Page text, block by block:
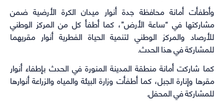
وأطفأت أمانة محافظة جدة أنوار ميدان الكرة الأرضية ضمن
مشاركتها في “ساعة الأرض”، كما أطفأ كل من المركز الوطني
للأرصاد والمركز الوطني لتنمية الحياة الفطرية أنوار مقريهما
للمشاركة في هذا الحدث.
كما شاركت أمانة منطقة المدينة المنورة في الحدث بإطفاء أنوار
مقرها وإنارة الجبل، كما أطفأت وزارة البيئة والمياه والزراعة أنوارها
للمشاركة في المحفل.